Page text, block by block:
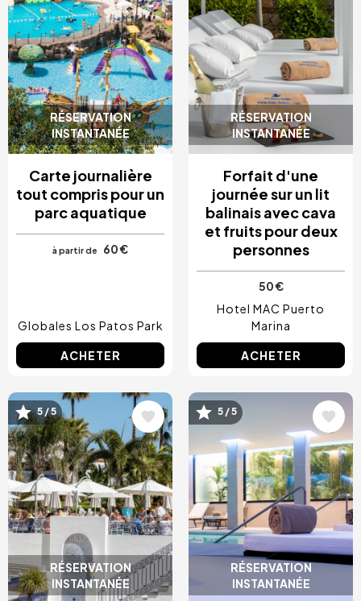
RÉSERVATION
INSTANTANÉE
Carte journalière
tout compris pour un
parc aquatique
à partir de 60 €
Globales Los Patos Park
ACHETER
RÉSERVATION
INSTANTANÉE
Forfait d'une
journée sur un lit
balinais avec cava
et fruits pour deux
personnes
50 €
Hotel MAC Puerto
Marina
ACHETER
RÉSERVATION
INSTANTANÉE
Image
5 / 5
RÉSERVATION
INSTANTANÉE
Image
5 / 5